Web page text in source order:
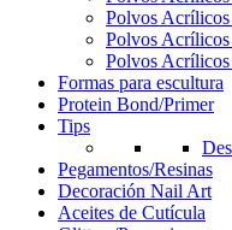
Polvos
Polvos
Polvos
Formas para escultura
Protein Bond/Primer
Tips
Pegamentos/Resinas
Decoración Nail Art
Aceites de Cutícula